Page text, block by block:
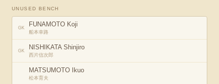
UNUSED BENCH
GK FUNAMOTO Koji
船本幸路
GK NISHIKATA Shinjiro
西片信次郎
MATSUMOTO Ikuo
松本育夫